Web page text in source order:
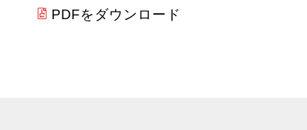
PDFをダウンロード